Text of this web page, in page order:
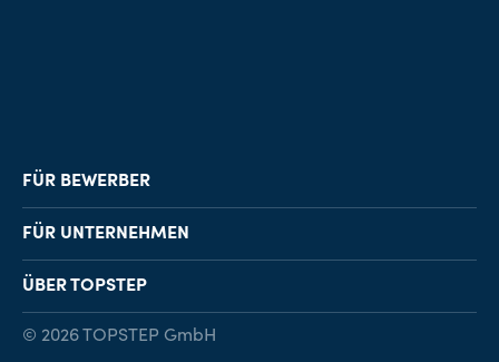
FÜR BEWERBER
Job-Finder
Karriereberatung
FÜR UNTERNEHMEN
Personalvermittlung
Personalsuche
ÜBER TOPSTEP
© 2026 TOPSTEP GmbH